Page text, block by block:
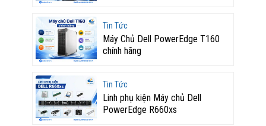
Tin Tức
Máy Chủ Dell PowerEdge T160
chính hãng
Tin Tức
Linh phụ kiện Máy chủ Dell
PowerEdge R660xs